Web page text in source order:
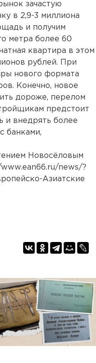
зачастую
в 2,9-3 миллиона
и получим
метра более 60
квартира в этом
рублей. При
нового формата
Конечно, новое
дороже, перелом
предстоит
и внедрять более
банками,
Новосёловым
news/?
Азиатские